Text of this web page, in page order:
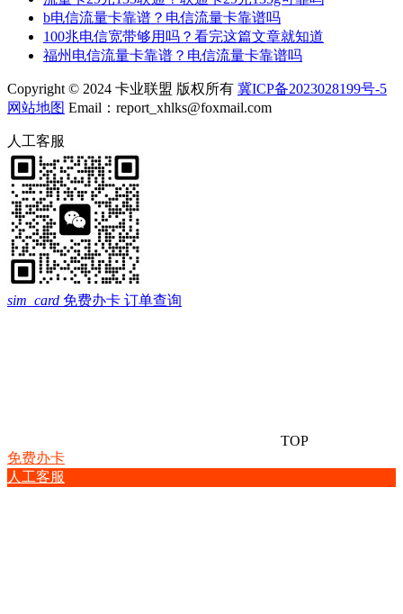
b电信流量卡靠谱？电信流量卡靠谱吗
100兆电信宽带够用吗？看完这篇文章就知道
福州电信流量卡靠谱？电信流量卡靠谱吗
Copyright © 2024 卡业联盟 版权所有 冀ICP备2023028199号-5
网站地图 Email：report_xhlks@foxmail.com
人工客服
sim_card 免费办卡 订单查询
TOP
免费办卡
人工客服